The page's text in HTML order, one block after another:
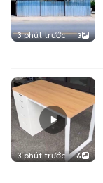
3 phút trước 3
3 phút trước 6